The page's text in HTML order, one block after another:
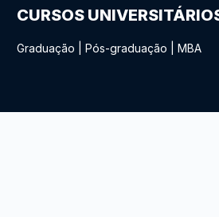
CURSOS
Graduação Pós-graduação MBA